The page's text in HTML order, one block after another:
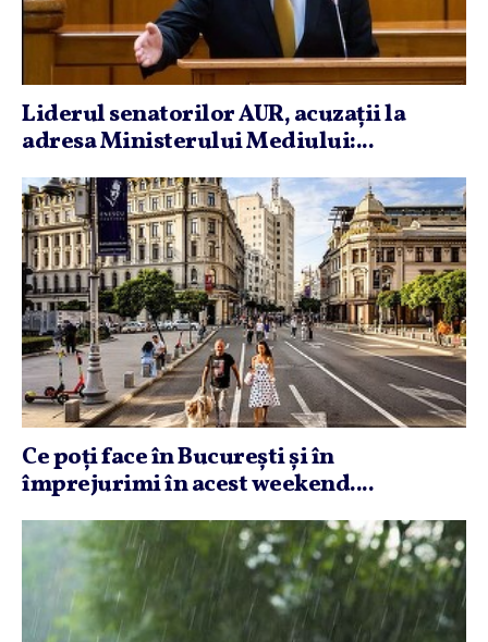
Liderul senatorilor AUR, acuzaţii la
adresa Ministerului Mediului:...
Ce poţi face în Bucureşti şi în
împrejurimi în acest weekend....